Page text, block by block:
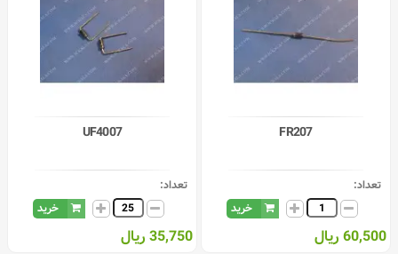
FR207
تعداد:
خرید
60,500 ریال
UF4007
تعداد:
خرید
35,750 ریال